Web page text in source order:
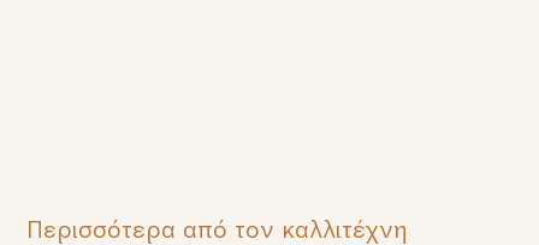
Περισσότερα από τον καλλιτέχνη